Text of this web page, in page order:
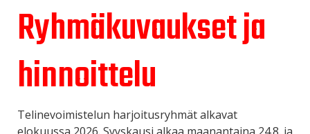
Ryhmäkuvaukset ja
hinnoittelu
Telinevoimistelun harjoitusryhmät alkavat